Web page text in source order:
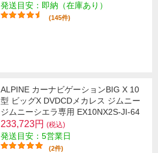
発送目安：即納（在庫あり）
(145件)
ALPINE カーナビゲーションBIG X 10
型 ビッグX DVDCDメカレス ジムニー
ジムニーシエラ専用 EX10NX2S-JI-64
233,723円 (税込)
発送目安：5営業日
(2件)